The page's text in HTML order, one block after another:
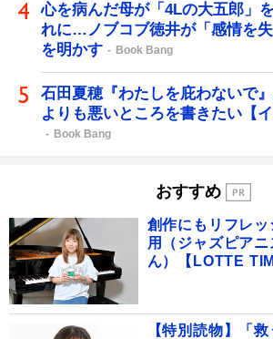
心を病んだ母が「4Lの大五郎」
れに…ノブコブ徳井が「感情を
を明かす
Book Bang
石田夏穂『わたしを庇わないで
よりも悪いところを書きたい【イ
Book Bang
おすすめ
創作にもリフレ
用（ジャズピア
ん）【LOTTE
【特別読物】「